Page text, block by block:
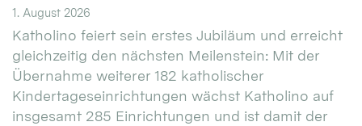
1. August 2026
Katholino feiert sein erstes Jubiläum und erreicht
gleichzeitig den nächsten Meilenstein: Mit der
Übernahme weiterer 182 katholischer
Kindertageseinrichtungen wächst Katholino auf
insgesamt 285 Einrichtungen und ist damit der